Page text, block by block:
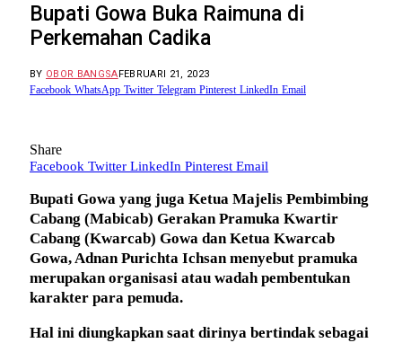
Bupati Gowa Buka Raimuna di
Perkemahan Cadika
BY OBOR BANGSAFEBRUARI 21, 2023
Facebook WhatsApp Twitter Telegram Pinterest LinkedIn Email
Share
Facebook Twitter LinkedIn Pinterest Email
Bupati Gowa yang juga Ketua Majelis Pembimbing
Cabang (Mabicab) Gerakan Pramuka Kwartir
Cabang (Kwarcab) Gowa dan Ketua Kwarcab
Gowa, Adnan Purichta Ichsan menyebut pramuka
merupakan organisasi atau wadah pembentukan
karakter para pemuda.
Hal ini diungkapkan saat dirinya bertindak sebagai